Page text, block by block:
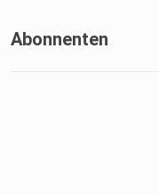
Abonnenten